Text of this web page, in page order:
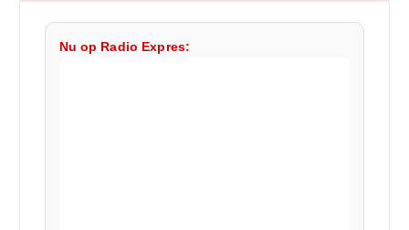
Nu op Radio Expres: